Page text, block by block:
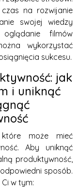
na rozwijanie
swojej wiedzy
filmów
wykorzystać
sukcesu.
jak
i uniknąć
które może mieć
Aby uniknąć
produktywność,
sposób.
w tym: